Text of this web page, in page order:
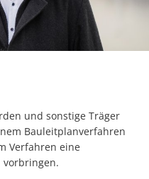
und sonstige Träger
Bauleitplanverfahren
Verfahren eine
vorbringen.